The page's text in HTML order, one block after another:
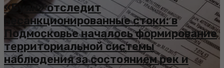
«Буян» отследит
несанкционированные стоки: в
Подмосковье началось формирование
территориальной системы
наблюдения за состоянием рек и